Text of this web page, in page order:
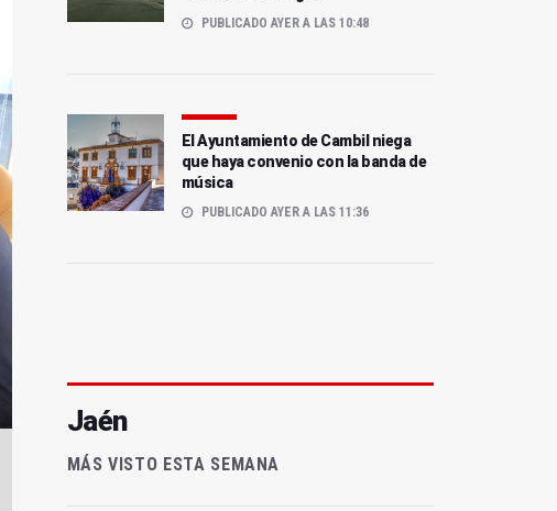
PUBLICADO AYER A LAS 10:48
El Ayuntamiento de Cambil niega
que haya convenio con la banda de
música
PUBLICADO AYER A LAS 11:36
Jaén
MÁS VISTO ESTA SEMANA